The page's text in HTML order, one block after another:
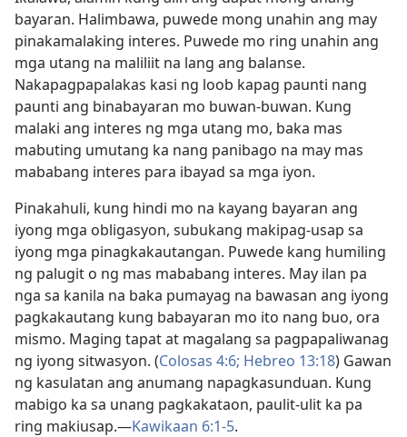
bayaran. Halimbawa, puwede mong unahin ang may
pinakamalaking interes. Puwede mo ring unahin ang
mga utang na maliliit na lang ang balanse.
Nakapagpapalakas kasi ng loob kapag paunti nang
paunti ang binabayaran mo buwan-buwan. Kung
malaki ang interes ng mga utang mo, baka mas
mabuting umutang ka nang panibago na may mas
mababang interes para ibayad sa mga iyon.
Pinakahuli, kung hindi mo na kayang bayaran ang
iyong mga obligasyon, subukang makipag-usap sa
iyong mga pinagkakautangan. Puwede kang humiling
ng palugit o ng mas mababang interes. May ilan pa
nga sa kanila na baka pumayag na bawasan ang iyong
pagkakautang kung babayaran mo ito nang buo, ora
mismo. Maging tapat at magalang sa pagpapaliwanag
ng iyong sitwasyon. (Colosas 4:6; Hebreo 13:18) Gawan
ng kasulatan ang anumang napagkasunduan. Kung
mabigo ka sa unang pagkakataon, paulit-ulit ka pa
ring makiusap.​—Kawikaan 6:1-5.